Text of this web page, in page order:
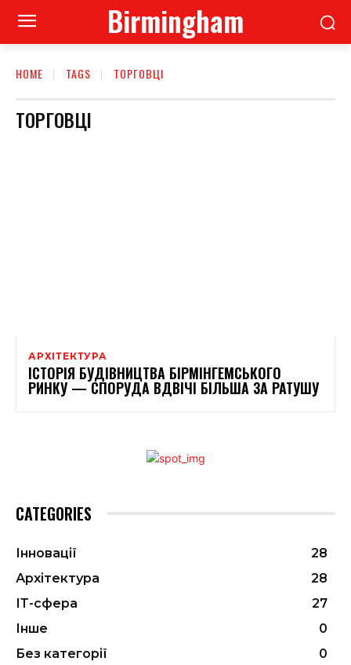
Birmingham
HOME TAGS ТОРГОВЦІ
ТОРГОВЦІ
АРХІТЕКТУРА
ІСТОРІЯ БУДІВНИЦТВА БІРМІНГЕМСЬКОГО
РИНКУ — СПОРУДА ВДВІЧІ БІЛЬША ЗА РАТУШУ
CATEGORIES
Інновації
28
Архітектура
28
ІТ-сфера
27
Інше
0
Без категорії
0